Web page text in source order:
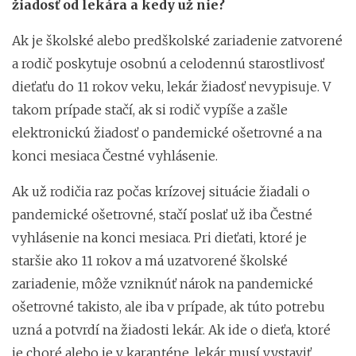
žiadosť od lekára a kedy už nie?
Ak je školské alebo predškolské zariadenie zatvorené
a rodič poskytuje osobnú a celodennú starostlivosť
dieťaťu do 11 rokov veku, lekár žiadosť nevypisuje. V
takom prípade stačí, ak si rodič vypíše a zašle
elektronickú žiadosť o pandemické ošetrovné a na
konci mesiaca Čestné vyhlásenie.
Ak už rodičia raz počas krízovej situácie žiadali o
pandemické ošetrovné, stačí poslať už iba Čestné
vyhlásenie na konci mesiaca. Pri dieťati, ktoré je
staršie ako 11 rokov a má uzatvorené školské
zariadenie, môže vzniknúť nárok na pandemické
ošetrovné takisto, ale iba v prípade, ak túto potrebu
uzná a potvrdí na žiadosti lekár. Ak ide o dieťa, ktoré
je choré alebo je v karanténe, lekár musí vystaviť